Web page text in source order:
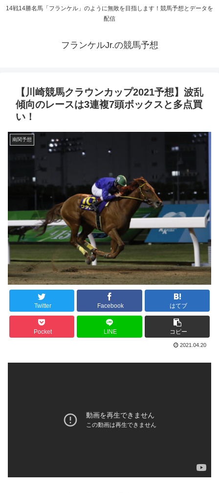
14戦14勝名馬「フランケル」のように無敗を目指します！競馬予想とデータを
配信
フランケルJr.の競馬予想
【川崎競馬クラウンカップ2021予想】波乱
傾向のレースは3連複7頭ボックスと多点買
い！
南関予想
Twitter Facebook はてブ
Pocket LINE コピー
2021.04.20